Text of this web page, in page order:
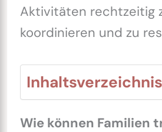
Aktivitäten rechtzeitig
koordinieren und zu
Inhaltsverzeichnis
Wie können Familien